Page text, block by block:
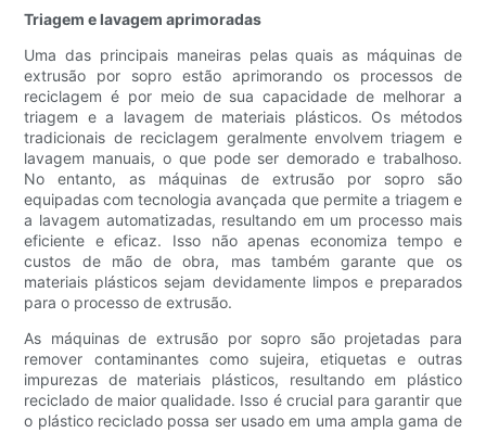
Triagem e lavagem aprimoradas
Uma das principais maneiras pelas quais as máquinas de
extrusão por sopro estão aprimorando os processos de
reciclagem é por meio de sua capacidade de melhorar a
triagem e a lavagem de materiais plásticos. Os métodos
tradicionais de reciclagem geralmente envolvem triagem e
lavagem manuais, o que pode ser demorado e trabalhoso.
No entanto, as máquinas de extrusão por sopro são
equipadas com tecnologia avançada que permite a triagem e
a lavagem automatizadas, resultando em um processo mais
eficiente e eficaz. Isso não apenas economiza tempo e
custos de mão de obra, mas também garante que os
materiais plásticos sejam devidamente limpos e preparados
para o processo de extrusão.
As máquinas de extrusão por sopro são projetadas para
remover contaminantes como sujeira, etiquetas e outras
impurezas de materiais plásticos, resultando em plástico
reciclado de maior qualidade. Isso é crucial para garantir que
o plástico reciclado possa ser usado em uma ampla gama de